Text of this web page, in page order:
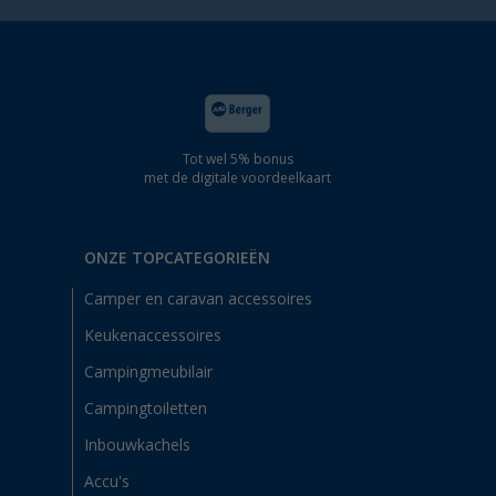
Tot wel 5% bonus
met de digitale voordeelkaart
ONZE TOPCATEGORIEËN
Camper en caravan accessoires
Keukenaccessoires
Campingmeubilair
Campingtoiletten
Inbouwkachels
Accu's